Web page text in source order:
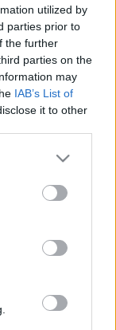
utilized by
parties prior to
the further
parties on the
may
IAB’s List of
it to other
more Google
may click to
party tags to
below Google